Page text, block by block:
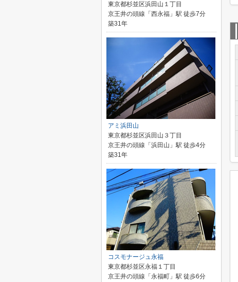
東京都杉並区浜田山１丁目
京王井の頭線「西永福」駅 徒歩7分
築31年
アミ浜田山
東京都杉並区浜田山３丁目
京王井の頭線「浜田山」駅 徒歩4分
築31年
コスモナージュ永福
東京都杉並区永福１丁目
京王井の頭線「永福町」駅 徒歩6分